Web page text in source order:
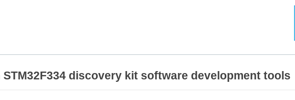
discovery kit software development tools